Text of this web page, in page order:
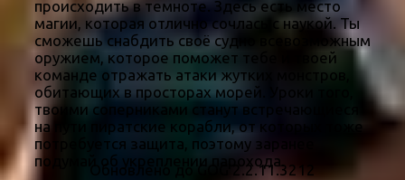
происходить в темноте. Здесь есть место
магии, которая отлично сочлась с наукой. Ты
сможешь снабдить своё судно всевозможным
оружием, которое поможет тебе и твоей
команде отражать атаки жутких монстров,
обитающих в просторах морей. Уроки того,
твоими соперниками станут встречающиеся
на пути пиратские корабли, от которых тоже
потребуется защита, поэтому заранее
подумай об укреплении парохода.
Обновлено до GOG 2.2.11.3212